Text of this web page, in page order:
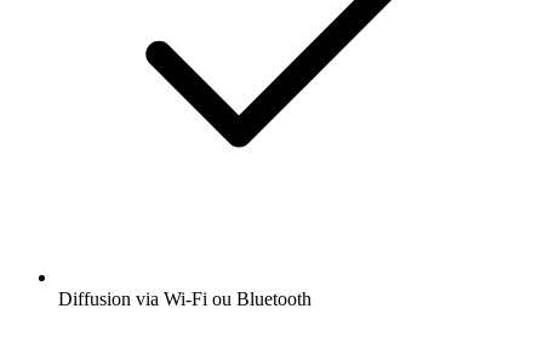
Diffusion via Wi-Fi ou Bluetooth